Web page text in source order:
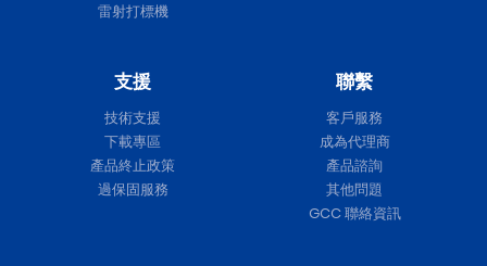
雷射打標機
支援
技術支援
下載專區
產品終止政策
過保固服務
聯繫
客戶服務
成為代理商
產品諮詢
其他問題
GCC 聯絡資訊